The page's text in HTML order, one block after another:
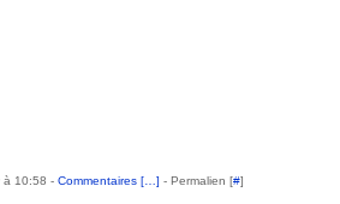
à 10:58 - Commentaires [ ] - Permalien [#]